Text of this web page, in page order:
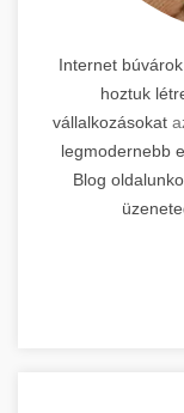
Internet
hoztuk
vállalkozásokat
legmodernebb
Blog